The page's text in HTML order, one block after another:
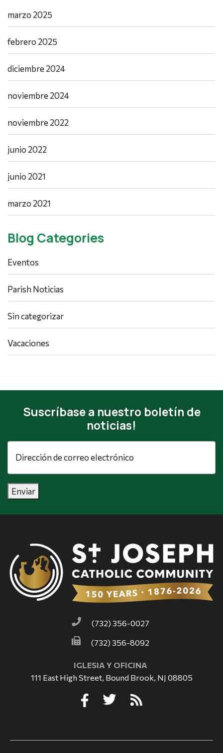
marzo 2025
febrero 2025
diciembre 2024
noviembre 2024
noviembre 2022
junio 2022
junio 2021
marzo 2021
Blog Categories
Eventos
Parish Noticias
Sin categorizar
Vacaciones
Suscríbase a nuestro boletín de
noticias!
de
Enviar
(732) 356-0027
(732) 356-8092
IGLESIA Y OFICINA
111 East High Street, Bound Brook, NJ 08805